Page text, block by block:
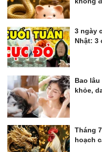
3 ngày
Nhật: 3
Bao
khỏe,
Tháng
hoạch